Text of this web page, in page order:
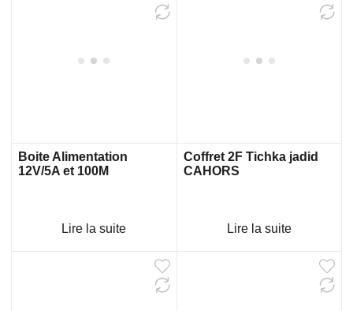
Boite Alimentation
12V/5A et 100M
Lire la suite
Coffret 2F Tichka jadid
CAHORS
Lire la suite